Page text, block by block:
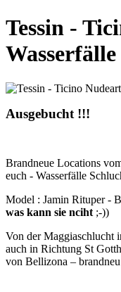
Tessin -
Ausgebucht !!!
Brandneue Locations
euch - Wasserfälle
Model : Jamin Rituper -
was kann sie nciht ;-))
Von der Maggiaschlucht
auch in Richtung St
von Bellizona –